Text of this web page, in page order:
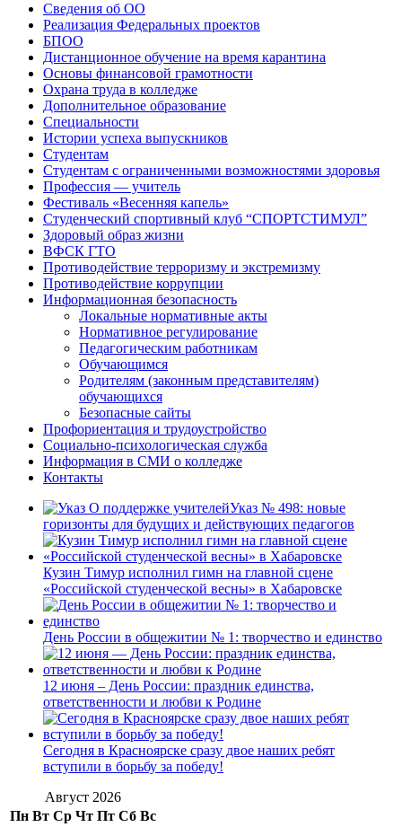
Сведения об ОО
Реализация Федеральных проектов
БПОО
Дистанционное обучение на время карантина
Основы финансовой грамотности
Охрана труда в колледже
Дополнительное образование
Специальности
Истории успеха выпускников
Студентам
Студентам с ограниченными возможностями здоровья
Профессия — учитель
Фестиваль «Весенняя капель»
Студенческий спортивный клуб “СПОРТСТИМУЛ”
Здоровый образ жизни
ВФСК ГТО
Противодействие терроризму и экстремизму
Противодействие коррупции
Информационная безопасность
Локальные нормативные акты
Нормативное регулирование
Педагогическим работникам
Обучающимся
Родителям (законным представителям)
обучающихся
Безопасные сайты
Профориентация и трудоустройство
Социально-психологическая служба
Информация в СМИ о колледже
Контакты
Указ № 498: новые
горизонты для будущих и действующих педагогов
Кузин Тимур исполнил гимн на главной сцене
«Российской студенческой весны» в Хабаровске
День России в общежитии № 1: творчество и единство
12 июня – День России: праздник единства,
ответственности и любви к Родине
Сегодня в Красноярске сразу двое наших ребят
вступили в борьбу за победу!
Август 2026
Пн Вт Ср Чт Пт Сб Вс